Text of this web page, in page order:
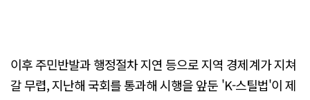
이후 주민반발과 행정절차 지연 등으로 지역 경제계가 지쳐
갈 무렵, 지난해 국회를 통과해 시행을 앞둔 'K-스틸법'이 제